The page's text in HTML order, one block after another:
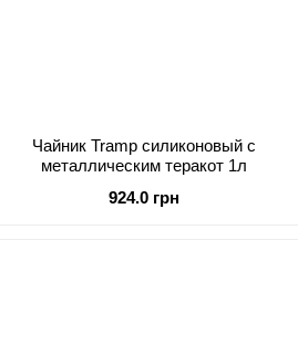
Чайник Tramp силиконовый с
металлическим теракот 1л
924.0 грн